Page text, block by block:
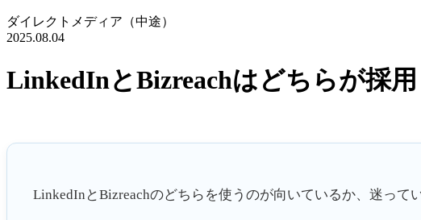
ダイレクトメディア（中途）
2025.08.04
LinkedInとBizreachはどちらが採
LinkedInとBizreachのどちらを使うのが向いているか、迷って